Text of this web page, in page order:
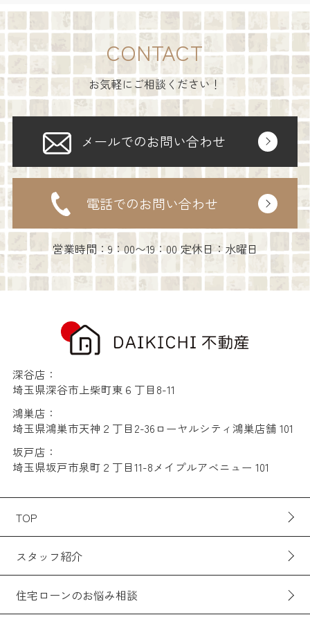
CONTACT
お気軽にご相談ください！
メールでのお問い合わせ
電話でのお問い合わせ
営業時間：9：00〜19：00 定休日：水曜日
深谷店：
埼玉県深谷市上柴町東６丁目8-11
鴻巣店：
埼玉県鴻巣市天神２丁目2-36ローヤルシティ鴻巣店舗 101
坂戸店：
埼玉県坂戸市泉町２丁目11-8メイプルアベニュー 101
TOP
スタッフ紹介
住宅ローンのお悩み相談